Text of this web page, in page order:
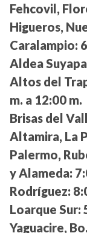
Fehcovil,
Higueros,
Caralampio:
Aldea
Altos del
m. a 12:00 m.
Brisas del
Altamira, La
Palermo,
y Alameda:
Rodríguez:
Loarque Sur:
Yaguacire,